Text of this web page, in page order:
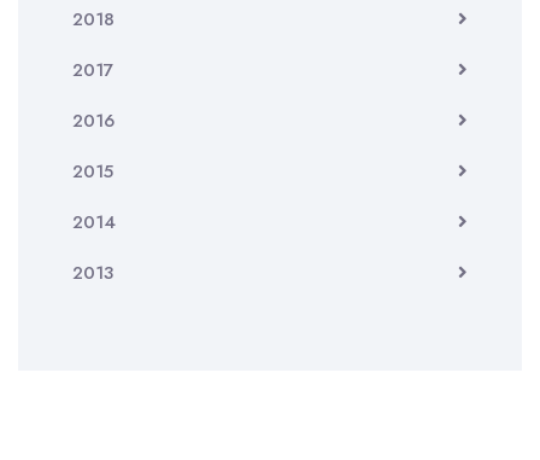
2018
2017
2016
2015
2014
2013